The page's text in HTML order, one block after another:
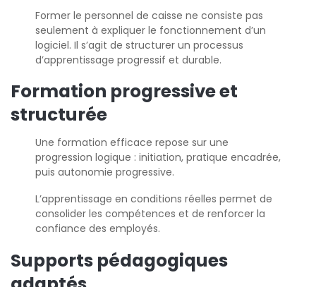
Former le personnel de caisse ne consiste pas
seulement à expliquer le fonctionnement d’un
logiciel. Il s’agit de structurer un processus
d’apprentissage progressif et durable.
Formation progressive et
structurée
Une formation efficace repose sur une
progression logique : initiation, pratique encadrée,
puis autonomie progressive.
L’apprentissage en conditions réelles permet de
consolider les compétences et de renforcer la
confiance des employés.
Supports pédagogiques